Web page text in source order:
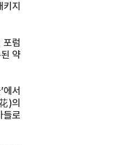
지
럼
약
서
)의
들로